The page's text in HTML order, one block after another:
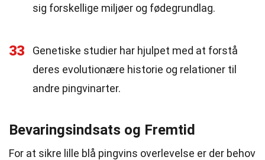
sig forskellige miljøer og fødegrundlag.
33
Genetiske studier har hjulpet med at forstå
deres evolutionære historie og relationer til
andre pingvinarter.
Bevaringsindsats og Fremtid
For at sikre lille blå pingvins overlevelse er der behov